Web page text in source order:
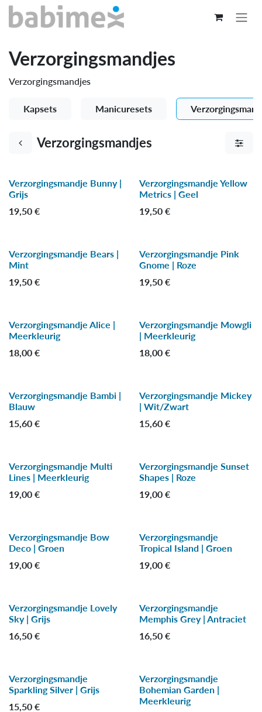
Overslaan naar inhoud
Verzorgingsmandjes
Verzorgingsmandjes
Kapsets Manicuresets
Verzorgingsmandjes
Verzorgingsmandje Bunny |
Grijs
19,50 €
Verzorgingsmandje Yellow
Metrics | Geel
19,50€
Verzorgingsmandje Bears |
Mint
19,50 €
Verzorgingsmandje Pink
Gnome | Roze
19,50€
Verzorgingsmandje Alice |
Meerkleurig
18,00 €
Verzorgingsmandje Mowgli
| Meerkleurig
18,00€
Verzorgingsmandje Bambi |
Blauw
15,60 €
Verzorgingsmandje Mickey
| Wit/Zwart
15,60€
Verzorgingsmandje Multi
Lines | Meerkleurig
19,00 €
Verzorgingsmandje Sunset
Shapes | Roze
19,00€
Verzorgingsmandje Bow
Deco | Groen
19,00 €
Verzorgingsmandje
Tropical Island | Groen
19,00€
Verzorgingsmandje Lovely
Sky | Grijs
16,50 €
Verzorgingsmandje
Memphis Grey | Antraciet
16,50€
Verzorgingsmandje
Sparkling Silver | Grijs
15,50 €
Verzorgingsmandje
Bohemian Garden |
Meerkleurig